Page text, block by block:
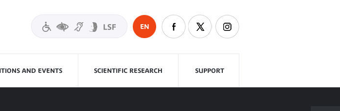
EN
AND EVENTS SCIENTIFIC RESEARCH SUPPORT